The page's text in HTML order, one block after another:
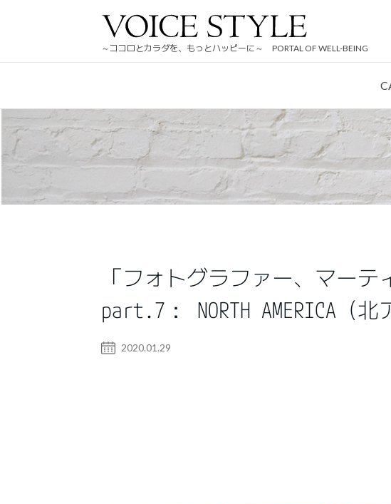
～ココロとカラダを、もっとハッピーに～ PORTAL OF WELL-BEING
「フォトグラファー、マーテ
part.7： NORTH AMERICA（北
2020.01.29